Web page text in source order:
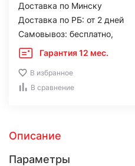
Доставка по Минску
Доставка по РБ: от 2 дней
Самовывоз: бесплатно,
Гарантия 12 мес.
В избранное
В сравнение
Описание
Параметры